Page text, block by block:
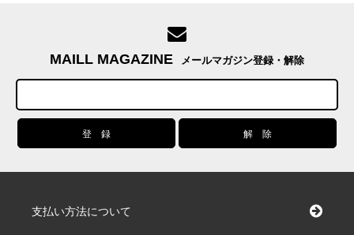
MAILL MAGAZINE メールマガジン登録・解除
支払い方法について